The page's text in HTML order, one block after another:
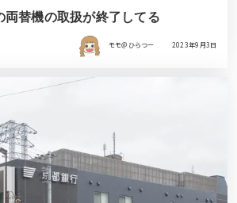
両替機の取扱が終了してる
モモ＠ひらつー 2023年9月3日